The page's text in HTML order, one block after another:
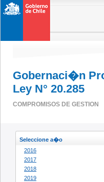
Gobernaci�n
Ley N° 20.285
COMPROMISOS DE GESTION
Seleccione a�o
2016
2017
2018
2019